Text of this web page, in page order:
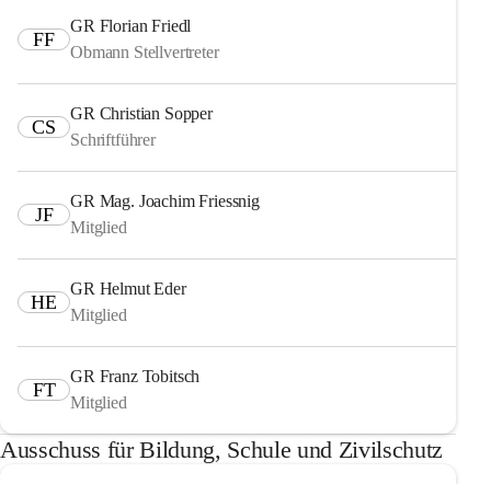
FF
GR Florian Friedl
Obmann Stellvertreter
CS
GR Christian Sopper
Schriftführer
JF
GR Mag. Joachim Friessnig
Mitglied
HE
GR Helmut Eder
Mitglied
FT
GR Franz Tobitsch
Mitglied
Ausschuss für Bildung, Schule und Zivilschutz